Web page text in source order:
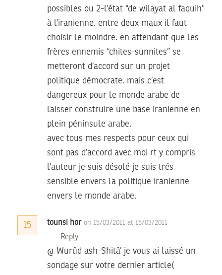
possibles ou 2-l’état “de wilayat al faquih”
à l’iranienne. entre deux maux il faut
choisir le moindre. en attendant que les
frères ennemis “chites-sunnites” se
metteront d’accord sur un projet
politique démocrate. mais c’est
dangereux pour le monde arabe de
laisser construire une base iranienne en
plein péninsule arabe.
avec tous mes respects pour ceux qui
sont pas d’accord avec moi rt y compris
l’auteur je suis désolé je suis trés
sensible envers la politique iranienne
envers le monde arabe.
15 tounsi hor on 15/03/2011 at 15/03/2011
Reply
@ Wurûd ash-Shitâ’ je vous ai laissé un
sondage sur votre dernier article(